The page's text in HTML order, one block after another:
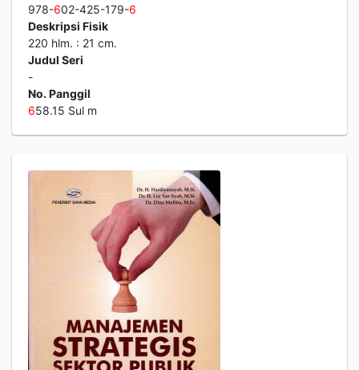
978-602-425-179-6
Deskripsi Fisik
220 hlm. : 21 cm.
Judul Seri
-
No. Panggil
658.15 Sul m